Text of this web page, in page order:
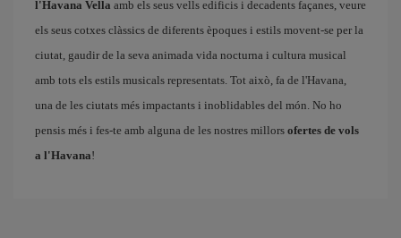
l'Havana Vella amb els seus vells edificis i decadents façanes, veure
els seus cotxes clàssics de diferents èpoques i estils movent-se per la
ciutat, gaudir de la seva animada vida nocturna i cultura musical
amb tots els estils musicals representats. Tot això, fa de l'Havana,
una de les ciutats més impactants i inoblidables del món. No ho
pensis més i fes-te amb alguna de les nostres millors ofertes de vols
a l'Havana!